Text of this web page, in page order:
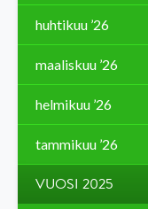
huhtikuu ’26
maaliskuu ’26
helmikuu ’26
tammikuu ’26
VUOSI 2025